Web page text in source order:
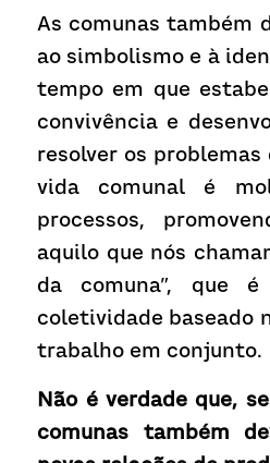
As comunas também
ao simbolismo e à
tempo em que
convivência e
resolver os problemas
vida comunal é
processos,
aquilo que nós
da comuna”, que
coletividade baseado
trabalho em conjunto.
Não é verdade que,
comunas também